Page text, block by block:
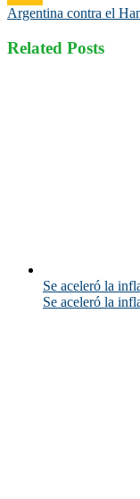
Argentina contra el
Related Posts
Se aceleró la
Se aceleró la